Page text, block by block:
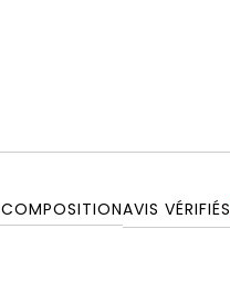
COMPOSITIONAVIS VÉRIFIÉS